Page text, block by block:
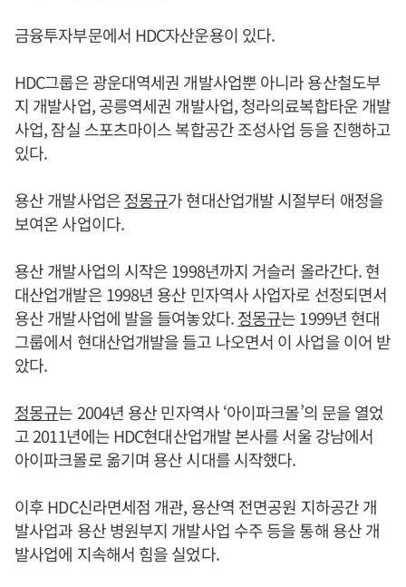
금융투자부문에서 HDC자산운용이 있다.
HDC그룹은 광운대역세권 개발사업뿐 아니라 용산철도부
지 개발사업, 공릉역세권 개발사업, 청라의료복합타운 개발
사업, 잠실 스포츠마이스 복합공간 조성사업 등을 진행하고
있다.
용산 개발사업은정몽규가 현대산업개발 시절부터 애정을
보여온 사업이다.
용산 개발사업의 시작은 1998년까지 거슬러 올라간다. 현
대산업개발은 1998년 용산 민자역사 사업자로 선정되면서
용산 개발사업에 발을 들여놓았다.정몽규는 1999년 현대
그룹에서 현대산업개발을 들고 나오면서 이 사업을 이어 받
았다.
정몽규는 2004년 용산 민자역사 ‘아이파크몰’의 문을 열었
고 2011년에는 HDC현대산업개발 본사를 서울 강남에서
아이파크몰로 옮기며 용산 시대를 시작했다.
이후 HDC신라면세점 개관, 용산역 전면공원 지하공간 개
발사업과 용산 병원부지 개발사업 수주 등을 통해 용산 개
발사업에 지속해서 힘을 실었다.